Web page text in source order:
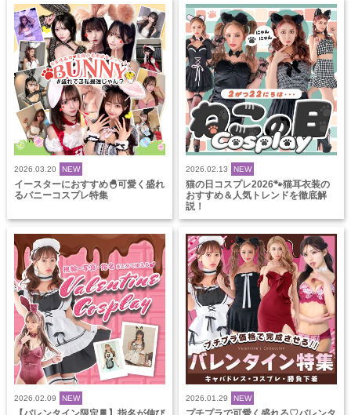
2026.03.20 NEW
イースターにおすすめ🐣可愛く盛れ
るバニーコスプレ特集
2026.02.13 NEW
猫の日コスプレ2026🐾猫耳衣装の
おすすめ＆人気トレンドを徹底解
説！
2026.02.09 NEW 2026.01.29 NEW